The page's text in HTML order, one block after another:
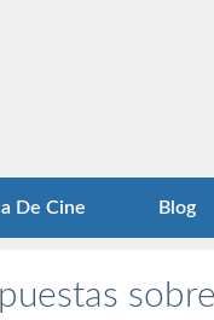
De Cine Blog